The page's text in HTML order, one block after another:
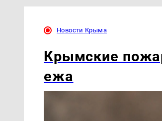
Новости Крыма
Крымские
ежа